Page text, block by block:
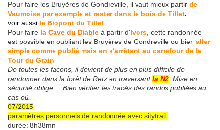
Pour faire les Bruyères de Gondreville, il vaut mieux partir de
Vaumoise par exemple et rester dans le bois de Tillet.
voir aussi le Biopont du Tillet
Pour faire la Cave du Diable à partir d'Ivors , cette randonnée
est possible en oubliant les Bruyères de Gondreville ou bien aller
simple comme publié mais en s'arrêtant au carrefour de la
Tour du Grain.
De toutes les façons, il devient de plus en plus difficile de
randonner dans la forêt de Retz en traversantla N2 . Mise en
sécurité oblige ... Bien vérifier les tracés des randos publiées au
cas où..
07/2015
paramètres personnels de randonnée avec sitytrail:
durée: 8h38mn